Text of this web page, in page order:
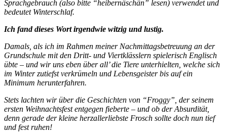
Sprachgebrauch (also bitte “heibernäschän” lesen) verwendet und
bedeutet Winterschlaf.
Ich fand dieses Wort irgendwie witzig und lustig.
Damals, als ich im Rahmen meiner Nachmittagsbetreuung an der
Grundschule mit den Dritt- und Viertklässlern spielerisch Englisch
übte – und wir uns eben über all’ die Tiere unterhielten, welche sich
im Winter zutiefst verkrümeln und Lebensgeister bis auf ein
Minimum herunterfahren.
Stets lachten wir über die Geschichten von “Froggy”, der seinem
ersten Weihnachtsfest entgegen fieberte – und ob der Absurdität,
denn gerade der kleine herzallerliebste Frosch sollte doch nun tief
und fest ruhen!